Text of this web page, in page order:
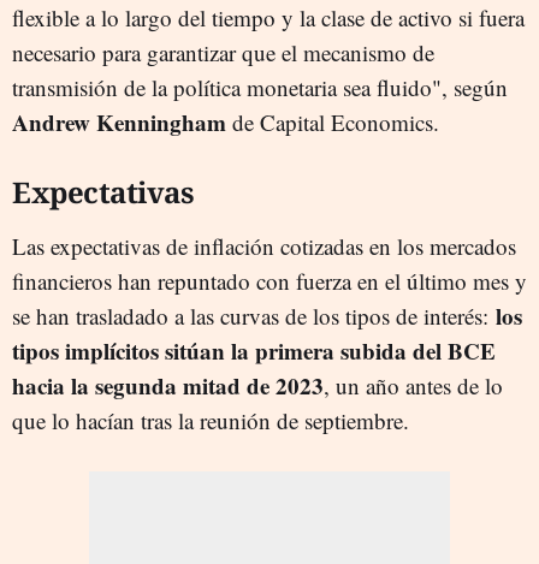
flexible a lo largo del tiempo y la clase de activo si fuera
necesario para garantizar que el mecanismo de
transmisión de la política monetaria sea fluido", según
Andrew Kenningham de Capital Economics.
Expectativas
Las expectativas de inflación cotizadas en los mercados
financieros han repuntado con fuerza en el último mes y
se han trasladado a las curvas de los tipos de interés: los
tipos implícitos sitúan la primera subida del BCE
hacia la segunda mitad de 2023, un año antes de lo
que lo hacían tras la reunión de septiembre.